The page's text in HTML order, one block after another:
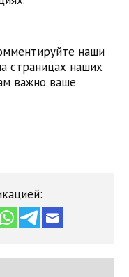
наши
страницах наших
важно ваше